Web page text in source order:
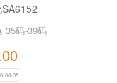
35码-39码
08-08